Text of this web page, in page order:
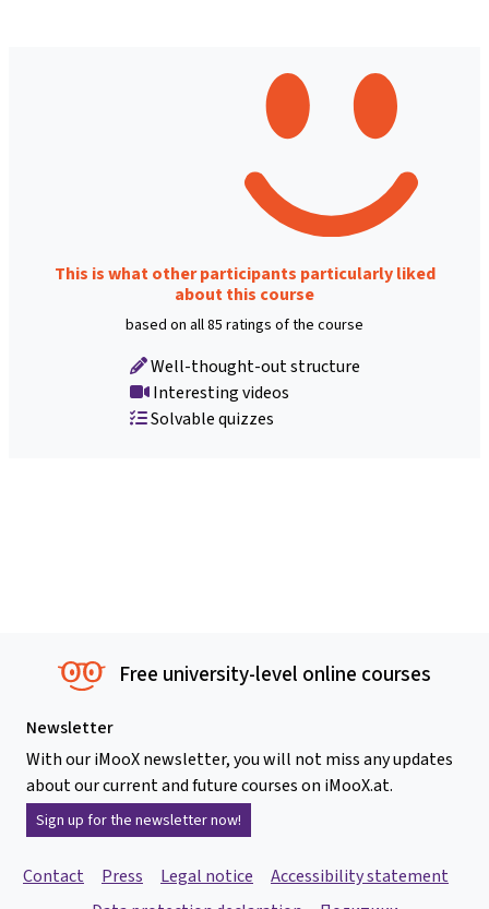
This is what other participants particularly liked
about this course
based on all 85 ratings of the course
Well-thought-out structure
Interesting videos
Solvable quizzes
Free university-level online courses
Newsletter
With our iMooX newsletter, you will not miss any updates
about our current and future courses on iMooX.at.
Sign up for the newsletter now!
Contact Press Legal notice
Accessibility statement